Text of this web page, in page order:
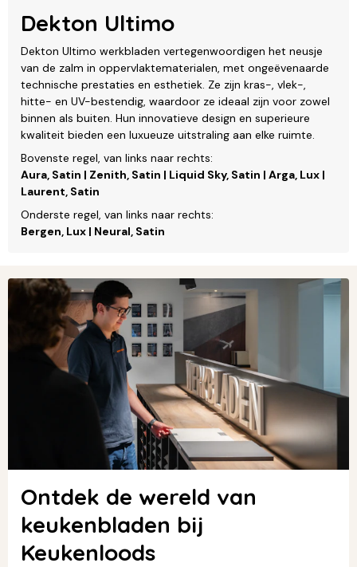
Dekton Ultimo
Dekton Ultimo werkbladen vertegenwoordigen het neusje
van de zalm in oppervlaktematerialen, met ongeëvenaarde
technische prestaties en esthetiek. Ze zijn kras-, vlek-,
hitte- en UV-bestendig, waardoor ze ideaal zijn voor zowel
binnen als buiten. Hun innovatieve design en superieure
kwaliteit bieden een luxueuze uitstraling aan elke ruimte.
Bovenste regel, van links naar rechts:
Aura, Satin | Zenith, Satin | Liquid Sky, Satin | Arga, Lux |
Laurent, Satin
Onderste regel, van links naar rechts:
Bergen, Lux | Neural, Satin
Ontdek de wereld van
keukenbladen bij
Keukenloods